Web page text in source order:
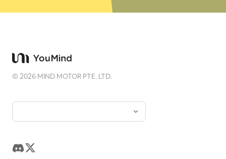
©2026 MIND MOTOR PTE. LTD.